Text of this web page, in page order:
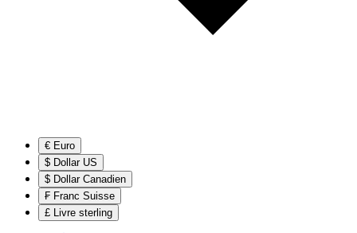
€ Euro
$ Dollar US
$ Dollar Canadien
₣ Franc Suisse
£ Livre sterling